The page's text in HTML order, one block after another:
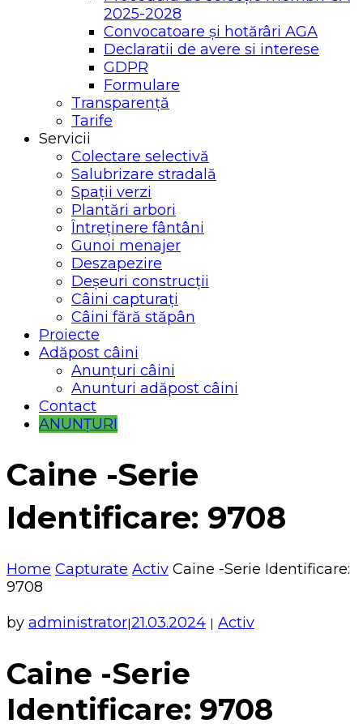
2025-2028
Convocatoare și hotărâri AGA
Declaratii de avere si interese
GDPR
Formulare
Transparență
Tarife
Servicii
Colectare selectivă
Salubrizare stradală
Spații verzi
Plantări arbori
Întreținere fântâni
Gunoi menajer
Deszapezire
Deșeuri construcții
Câini capturați
Câini fără stăpân
Proiecte
Adăpost câini
Anunțuri câini
Anunturi adăpost câini
Contact
ANUNȚURI
Caine -Serie
Identificare: 9708
Home Capturate Activ Caine -Serie Identificare:
9708
by administrator|21.03.2024 | Activ
Caine -Serie
Identificare: 9708